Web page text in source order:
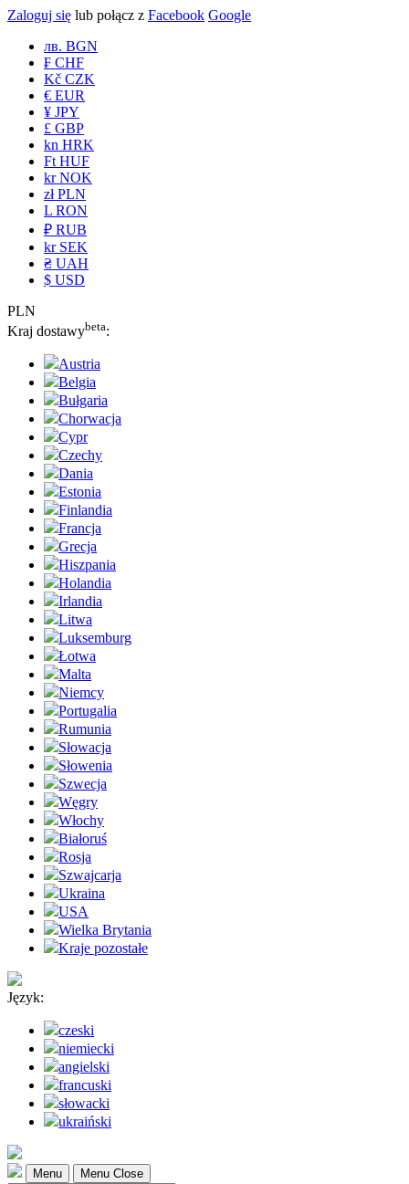
Zaloguj się lub połącz z Facebook Google
лв. BGN
₣ CHF
Kč CZK
€ EUR
¥ JPY
£ GBP
kn HRK
Ft HUF
kr NOK
zł PLN
L RON
₽ RUB
kr SEK
₴ UAH
$ USD
PLN
Kraj dostawybeta:
Austria
Belgia
Bułgaria
Chorwacja
Cypr
Czechy
Dania
Estonia
Finlandia
Francja
Grecja
Hiszpania
Holandia
Irlandia
Litwa
Luksemburg
Łotwa
Malta
Niemcy
Portugalia
Rumunia
Słowacja
Słowenia
Szwecja
Węgry
Włochy
Białoruś
Rosja
Szwajcarja
Ukraina
USA
Wielka Brytania
Kraje pozostałe
Język:
czeski
niemiecki
angielski
francuski
słowacki
ukraiński
Menu Menu Close